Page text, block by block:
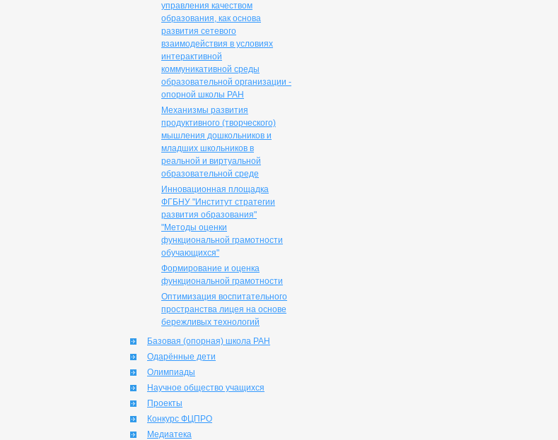
управления качеством
образования, как основа
развития сетевого
взаимодействия в условиях
интерактивной
коммуникативной среды
образовательной организации -
опорной школы РАН
Механизмы развития
продуктивного (творческого)
мышления дошкольников и
младших школьников в
реальной и виртуальной
образовательной среде
Инновационная площадка
ФГБНУ "Институт стратегии
развития образования"
"Методы оценки
функциональной грамотности
обучающихся"
Формирование и оценка
функциональной грамотности
Оптимизация воспитательного
пространства лицея на основе
бережливых технологий
Базовая (опорная) школа РАН
Одарённые дети
Олимпиады
Научное общество учащихся
Проекты
Конкурс ФЦПРО
Медиатека